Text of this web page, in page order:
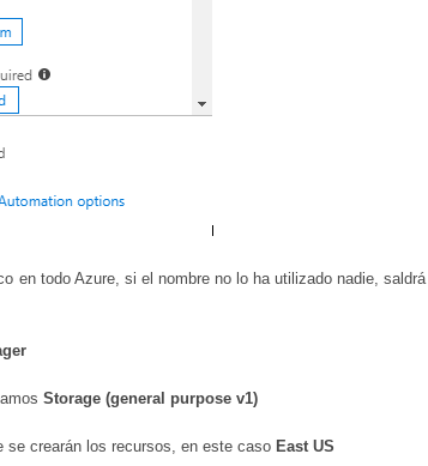
en todo Azure, si el nombre no lo ha utilizado nadie, saldrá
Storage (general purpose v1)
se crearán los recursos, en este caso East US